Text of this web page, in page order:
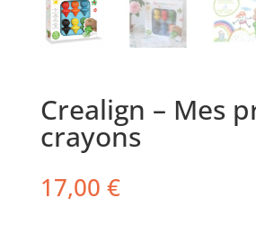
Crealign – Mes
crayons
17,00 €